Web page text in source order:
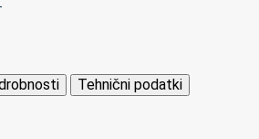
Tehnični podatki